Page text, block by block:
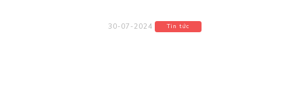
30-07-2024 Tin tức